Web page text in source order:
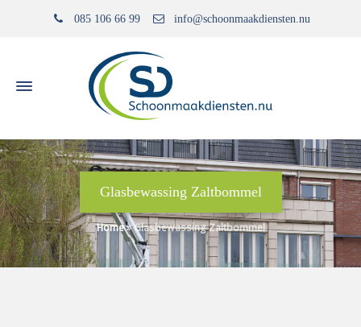
085 106 66 99 info@schoonmaakdiensten.nu
Glasbewassing Zaltbommel
Home»Glasbewassing Zaltbommel